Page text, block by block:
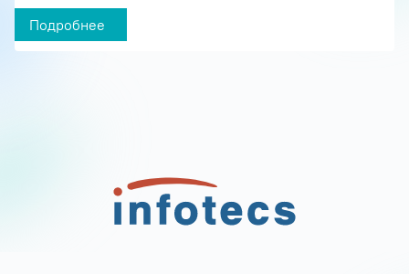
Подробнее